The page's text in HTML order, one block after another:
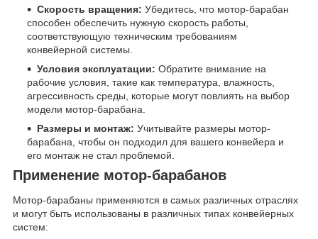
Скорость вращения: Убедитесь, что мотор-барабан
способен обеспечить нужную скорость работы,
соответствующую техническим требованиям
конвейерной системы.
Условия эксплуатации: Обратите внимание на
рабочие условия, такие как температура, влажность,
агрессивность среды, которые могут повлиять на выбор
модели мотор-барабана.
Размеры и монтаж: Учитывайте размеры мотор-
барабана, чтобы он подходил для вашего конвейера и
его монтаж не стал проблемой.
Применение мотор-барабанов
Мотор-барабаны применяются в самых различных отраслях
и могут быть использованы в различных типах конвейерных
систем: